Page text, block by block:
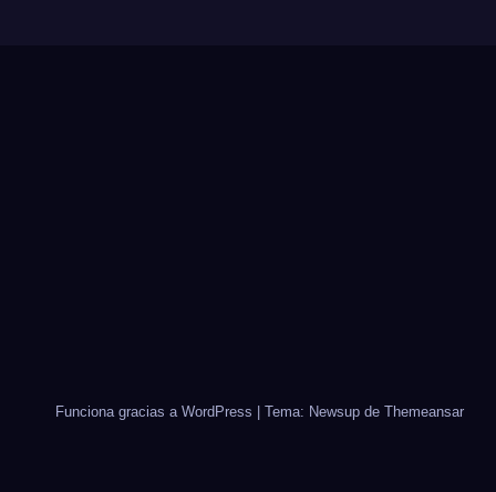
Funciona gracias a WordPress Tema: Newsup de Themeansar